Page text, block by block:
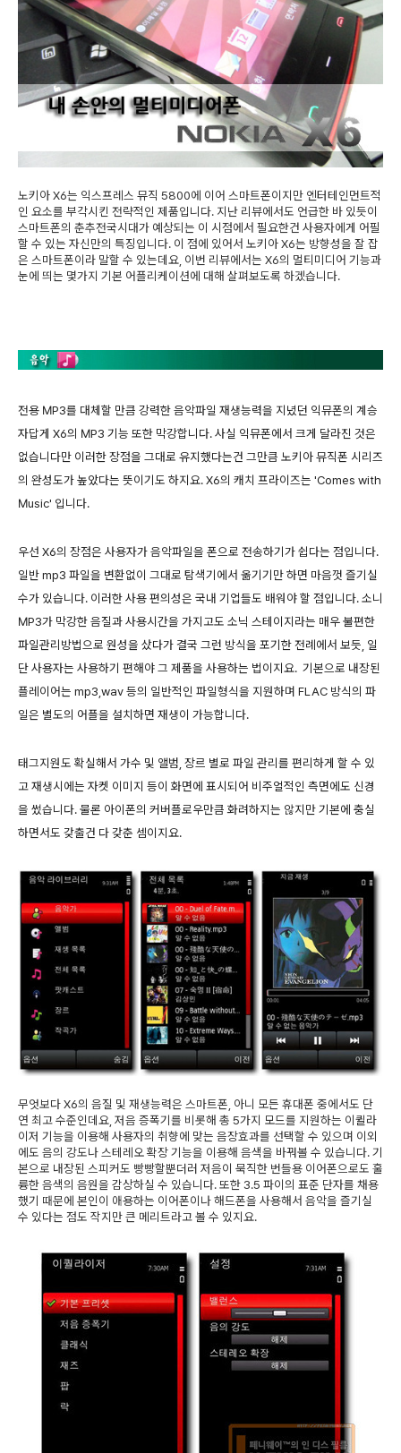
노키아 X6는 익스프레스 뮤직 5800에 이어 스마트폰이지만 엔터테인먼트적
인 요소를 부각시킨 전략적인 제품입니다. 지난 리뷰에서도 언급한 바 있듯이
스마트폰의 춘추전국시대가 예상되는 이 시점에서 필요한건 사용자에게 어필
할 수 있는 자신만의 특징입니다. 이 점에 있어서 노키아 X6는 방향성을 잘 잡
은 스마트폰이라 말할 수 있는데요, 이번 리뷰에서는 X6의 멀티미디어 기능과
눈에 띄는 몇가지 기본 어플리케이션에 대해 살펴보도록 하겠습니다.
전용 MP3를 대체할 만큼 강력한 음악파일 재생능력을 지녔던 익뮤폰의 계승
자답게 X6의 MP3 기능 또한 막강합니다. 사실 익뮤폰에서 크게 달라진 것은
없습니다만 이러한 장점을 그대로 유지했다는건 그만큼 노키아 뮤직폰 시리즈
의 완성도가 높았다는 뜻이기도 하지요. X6의 캐치 프라이즈는 'Comes with
Music' 입니다.
우선 X6의 장점은 사용자가 음악파일을 폰으로 전송하기가 쉽다는 점입니다.
일반 mp3 파일을 변환없이 그대로 탐색기에서 옮기기만 하면 마음껏 즐기실
수가 있습니다. 이러한 사용 편의성은 국내 기업들도 배워야 할 점입니다. 소니
MP3가 막강한 음질과 사용시간을 가지고도 소닉 스테이지라는 매우 불편한
파일관리방법으로 원성을 샀다가 결국 그런 방식을 포기한 전례에서 보듯, 일
단 사용자는 사용하기 편해야 그 제품을 사용하는 법이지요. 기본으로 내장된
플레이어는 mp3,wav 등의 일반적인 파일형식을 지원하며 FLAC 방식의 파
일은 별도의 어플을 설치하면 재생이 가능합니다.
태그지원도 확실해서 가수 및 앨범, 장르 별로 파일 관리를 편리하게 할 수 있
고 재생시에는 자켓 이미지 등이 화면에 표시되어 비주얼적인 측면에도 신경
을 썼습니다. 물론 아이폰의 커버플로우만큼 화려하지는 않지만 기본에 충실
하면서도 갖출건 다 갖춘 셈이지요.
무엇보다 X6의 음질 및 재생능력은 스마트폰, 아니 모든 휴대폰 중에서도 단
연 최고 수준인데요, 저음 증폭기를 비롯해 총 5가지 모드를 지원하는 이퀼라
이저 기능을 이용해 사용자의 취향에 맞는 음장효과를 선택할 수 있으며 이외
에도 음의 강도나 스테레오 확장 기능을 이용해 음색을 바꿔볼 수 있습니다. 기
본으로 내장된 스피커도 빵빵할뿐더러 저음이 묵직한 번들용 이어폰으로도 훌
륭한 음색의 음원을 감상하실 수 있습니다. 또한 3.5 파이의 표준 단자를 채용
했기 때문에 본인이 애용하는 이어폰이나 해드폰을 사용해서 음악을 즐기실
수 있다는 점도 작지만 큰 메리트라고 볼 수 있지요.